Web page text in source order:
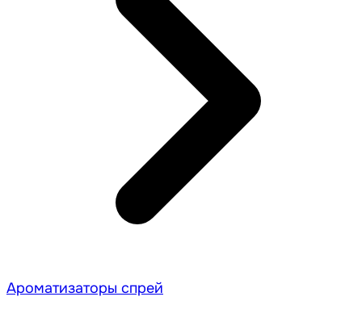
Ароматизаторы спрей